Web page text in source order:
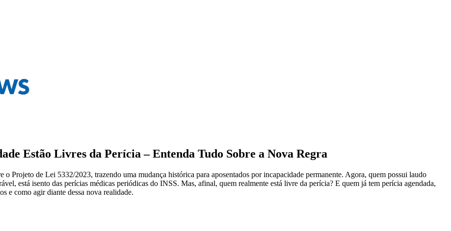
Estão Livres da Perícia – Entenda Tudo Sobre a Nova Regra
Projeto de Lei 5332/2023, trazendo uma mudança histórica para aposentados por incapacidade permanente. Agora, quem possui laudo
está isento das perícias médicas periódicas do INSS. Mas, afinal, quem realmente está livre da perícia? E quem já tem perícia agendada,
e como agir diante dessa nova realidade.